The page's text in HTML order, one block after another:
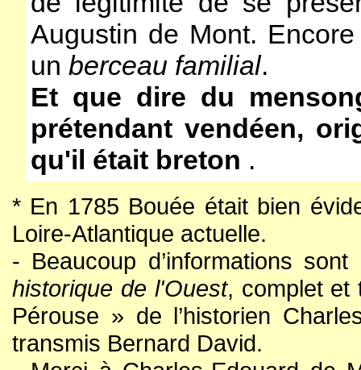
Augustin de Mont.
un berceau familial.
Et que dire du
prétendant vendéen,
qu'il était breton .
* En 1785 Bouée était bien
Loire-Atlantique actuelle.
- Beaucoup d’informations
historique de l'Ouest, complet et
Pérouse » de l’historien
transmis Bernard David.